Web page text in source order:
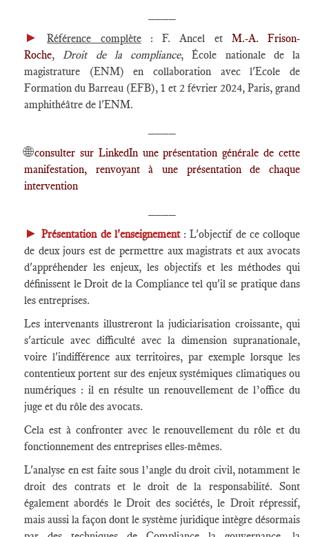
► Référence complète: F. Ancel et M.-A. Frison-
Roche, Droit de la compliance, École nationale de la
magistrature (ENM) en collaboration avec l'Ecole de
Formation du Barreau (EFB), 1 et 2 février 2024, Paris, grand
amphithéâtre de l'ENM.
🌐consulter sur LinkedIn une présentation générale de cette
manifestation, renvoyant à une présentation de chaque
intervention
► Présentation de l'enseignement: L'objectif de ce colloque
de deux jours est de permettre aux magistrats et aux avocats
d'appréhender les enjeux, les objectifs et les méthodes qui
définissent le Droit de la Compliance tel qu'il se pratique dans
les entreprises.
Les intervenants illustreront la judiciarisation croissante, qui
s'articule avec difficulté avec la dimension supranationale,
voire l'indifférence aux territoires, par exemple lorsque les
contentieux portent sur des enjeux systémiques climatiques ou
numériques : il en résulte un renouvellement de l’office du
juge et du rôle des avocats.
Cela est à confronter avec le renouvellement du rôle et du
fonctionnement des entreprises elles-mêmes.
L'analyse en est faite sous l’angle du droit civil, notamment le
droit des contrats et le droit de la responsabilité. Sont
également abordés le Droit des sociétés, le Droit répressif,
mais aussi la façon dont le système juridique intègre désormais